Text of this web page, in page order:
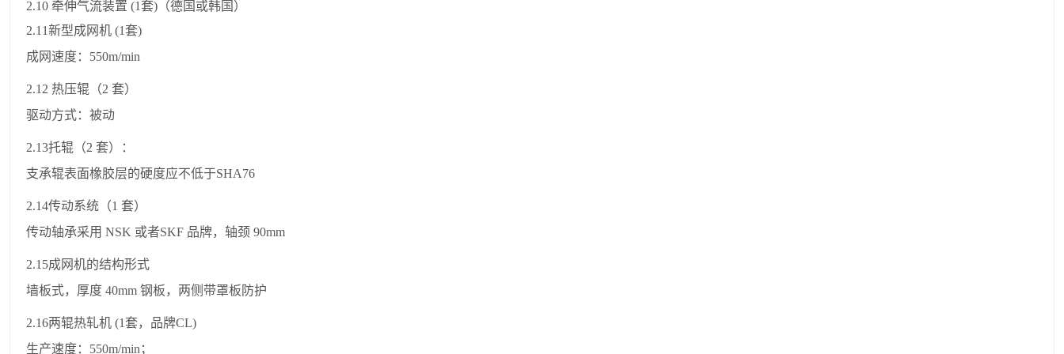
2.10 牵伸气流装置 (1套)（德国或韩国）
2.11新型成网机 (1套)
成网速度：550m/min
2.12 热压辊（2 套）
驱动方式：被动
2.13托辊（2 套）：
支承辊表面橡胶层的硬度应不低于SHA76
2.14传动系统（1 套）
传动轴承采用 NSK 或者SKF 品牌，轴颈 90mm
2.15成网机的结构形式
墙板式，厚度 40mm 钢板，两侧带罩板防护
2.16两辊热轧机 (1套，品牌CL)
生产速度：550m/min；